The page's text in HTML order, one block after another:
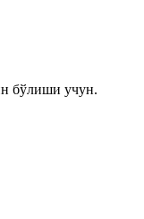
бўлиши учун.